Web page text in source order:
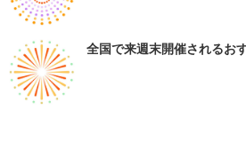
全国で来週末開催されるお